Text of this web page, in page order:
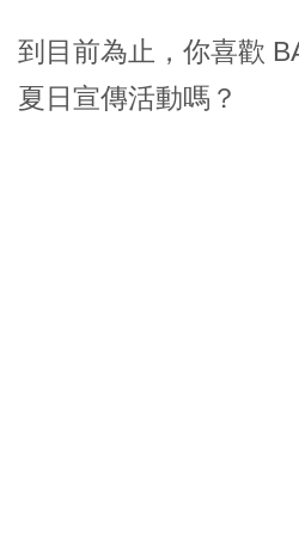
到目前為止，你喜歡
夏日宣傳活動嗎？